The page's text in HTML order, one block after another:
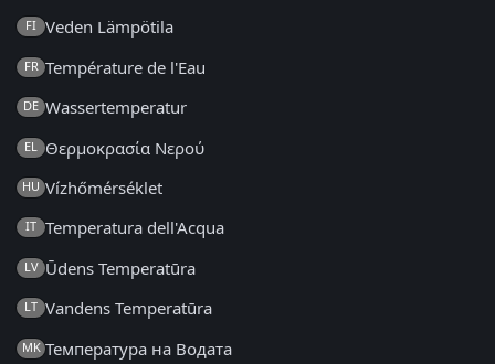
FI Veden Lämpötila
FR Température de l'Eau
DE Wassertemperatur
EL Θερμοκρασία Νερού
HU Vízhőmérséklet
IT Temperatura dell'Acqua
LV Ūdens Temperatūra
LT Vandens Temperatūra
MK Температура на Водата